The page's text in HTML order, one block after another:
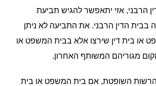
הרבני, אזי יתאפשר להגיש תביעת
הדין הרבני. את התביעה לא ניתן
או בית דין שירצו אלא בבית המשפט או
מגוריהם המשותף האחרון.
הרשות השופטת, אם בית המשפט או בית